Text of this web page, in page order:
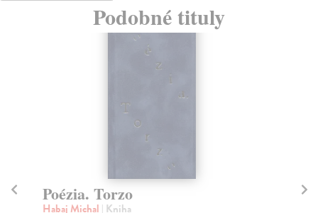
Podobné tituly
Poézia srdca
Haľamová Maša| Kniha